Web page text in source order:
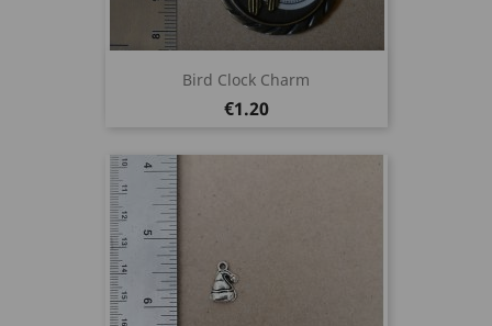
Bird Clock Charm
Price
€1.20